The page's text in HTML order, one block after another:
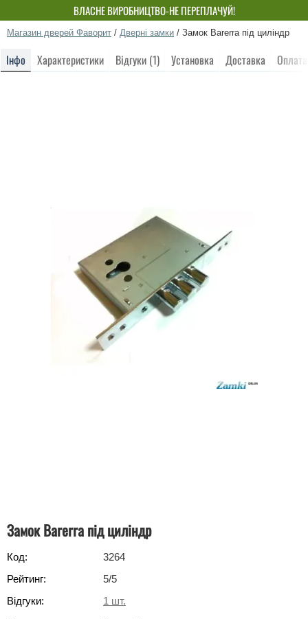
ВЛАСНЕ ВИРОБНИЦТВО-НЕ ПЕРЕПЛАЧУЙ!
Магазин дверей Фаворит / Дверні замки / Замок Barerra під циліндр
Інфо Характеристики Відгуки (1) Установка Доставка Оплата
Замок Barerra під циліндр
Код:
3264
Рейтинг:
5/5
Відгуки:
1 шт.